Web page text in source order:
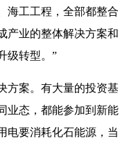
海工工程，全部都整合
产业的整体解决方案和
级转型。 ”
方案。 有大量的投资基
业态，都能参加到新能
电要消耗化石能源，当